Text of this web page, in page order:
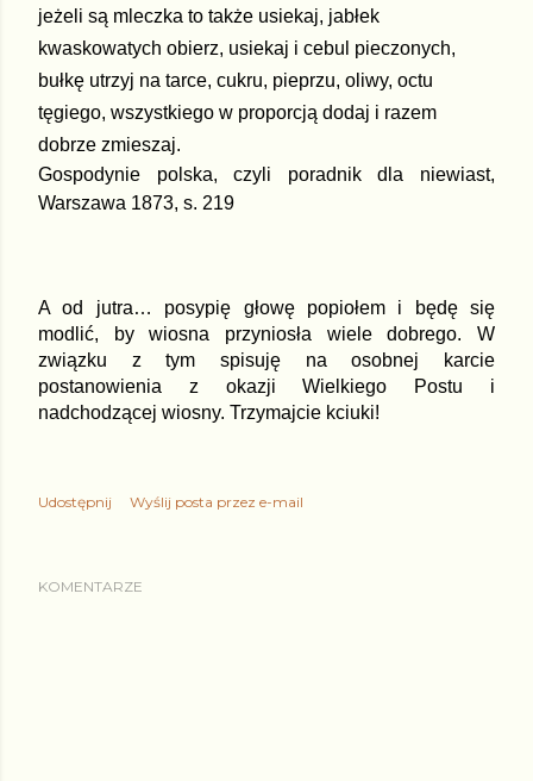
jeżeli są mleczka to także usiekaj, jabłek
kwaskowatych obierz, usiekaj i cebul pieczonych,
bułkę utrzyj na tarce, cukru, pieprzu, oliwy, octu
tęgiego, wszystkiego w proporcją dodaj i razem
dobrze zmieszaj.
Gospodynie polska, czyli poradnik dla niewiast,
Warszawa 1873, s. 219
A od jutra… posypię głowę popiołem i będę się
modlić, by wiosna przyniosła wiele dobrego. W
związku z tym spisuję na osobnej karcie
postanowienia z okazji Wielkiego Postu i
nadchodzącej wiosny. Trzymajcie kciuki!
Udostępnij Wyślij posta przez e-mail
KOMENTARZE